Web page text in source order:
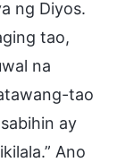
ng Diyos.
tao,
na
tao
ay
Ano